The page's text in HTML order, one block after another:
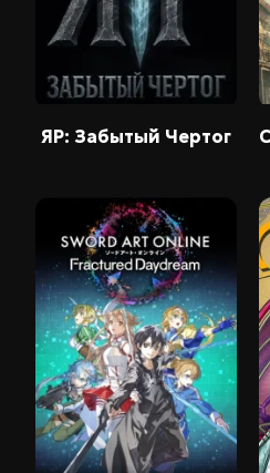
ЯР: Забытый Чертог